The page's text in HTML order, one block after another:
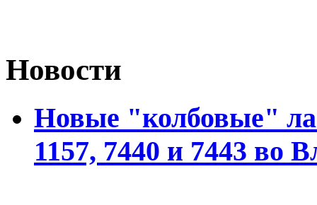
Новости
Новые "колбовые"
1157, 7440 и 7443 во